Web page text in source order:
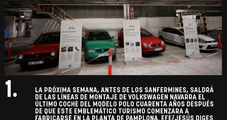
1.
LA PRÓXIMA SEMANA, ANTES DE LOS SANFERMINES, SALDRÁ
DE LAS LÍNEAS DE MONTAJE DE VOLKSWAGEN NAVARRA EL
ÚLTIMO COCHE DEL MODELO POLO CUARENTA AÑOS DESPUÉS
DE QUE ESTE EMBLEMÁTICO TURISMO COMENZARA A